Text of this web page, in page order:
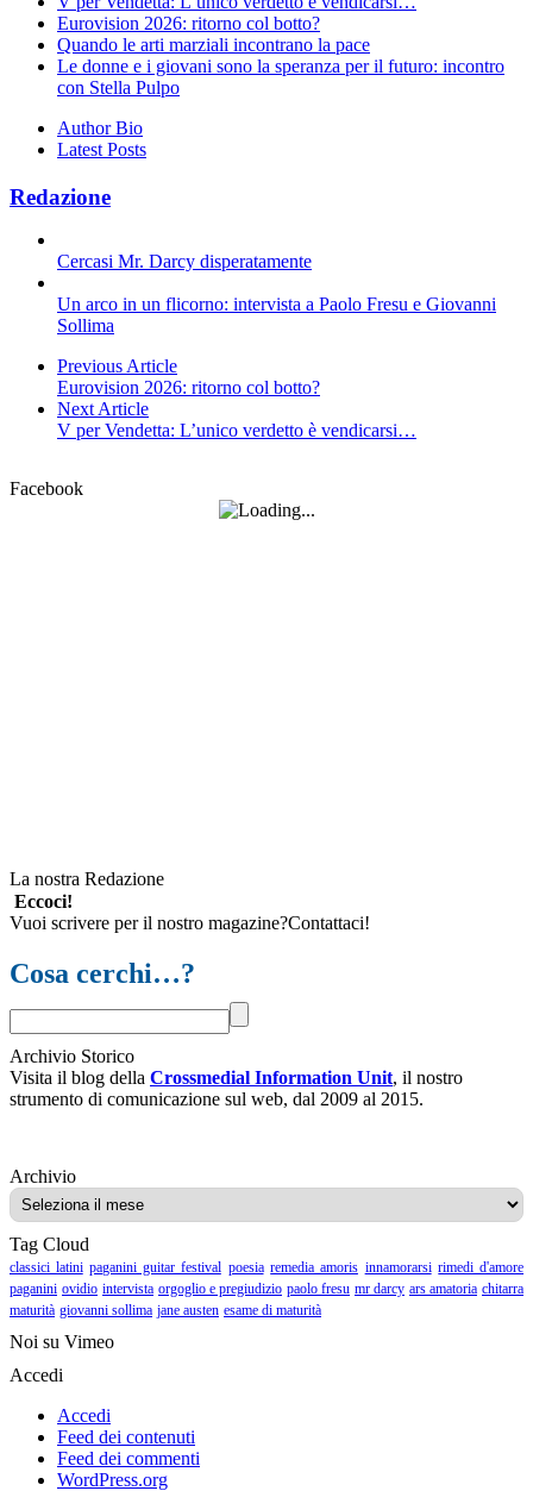
Eurovision 2026: ritorno col botto?
Quando le arti marziali incontrano la pace
Le donne e i giovani sono la speranza per il futuro: incontro
con Stella Pulpo
Author Bio
Latest Posts
Redazione
Cercasi Mr. Darcy disperatamente
Un arco in un flicorno: intervista a Paolo Fresu e Giovanni
Sollima
Previous Article
Eurovision 2026: ritorno col botto?
Next Article
V per Vendetta: L’unico verdetto è vendicarsi…
Facebook
La nostra Redazione
Eccoci!
Vuoi scrivere per il nostro magazine?Contattaci!
Cosa cerchi…?
Archivio Storico
Visita il blog della Crossmedial Information Unit, il nostro
strumento di comunicazione sul web, dal 2009 al 2015.
ArchivioArchivio
Tag Cloud
classici latini paganini guitar festival poesia remedia amoris innamorarsi rimedi d'amore
paganini ovidio intervista orgoglio e pregiudizio paolo fresu mr darcy ars amatoria chitarra
maturità giovanni sollima jane austen esame di maturità
Noi su Vimeo
Accedi
Accedi
Feed dei contenuti
Feed dei commenti
WordPress.org